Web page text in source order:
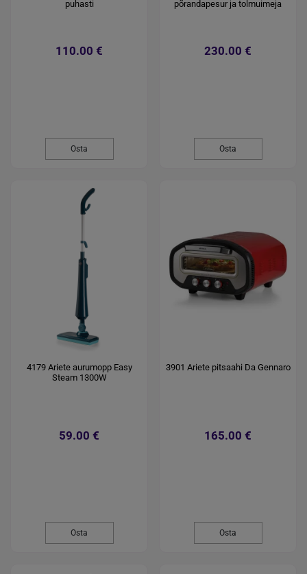
puhasti
110.00 €
Osta
põrandapesur ja tolmuimeja
230.00 €
Osta
4179 Ariete aurumopp Easy
Steam 1300W
59.00 €
Osta
3901 Ariete pitsaahi Da Gennaro
165.00 €
Osta